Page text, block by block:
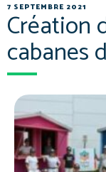
7 SEPTEMBRE 2021
Création
cabanes